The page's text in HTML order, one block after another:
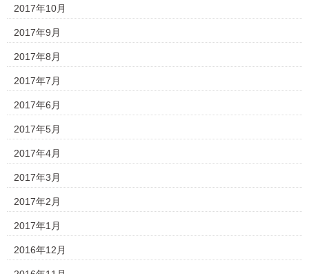
2017年10月
2017年9月
2017年8月
2017年7月
2017年6月
2017年5月
2017年4月
2017年3月
2017年2月
2017年1月
2016年12月